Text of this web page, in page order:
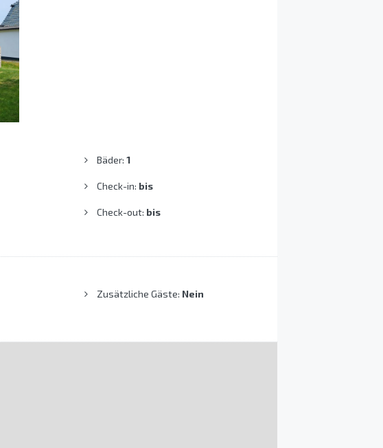
Bäder:1
Check-in: bis
Check-out: bis
Zusätzliche Gäste: Nein